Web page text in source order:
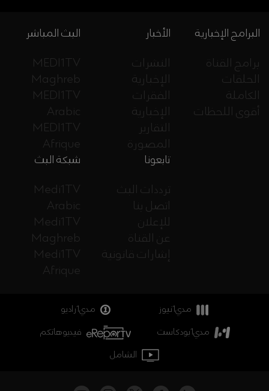
البث المباشر
MEDI1TV
Maghreb
MEDI1TV
Arabic
MEDI1TV
Afrique
الأخبار
النشرات
الإخبارية
الفقرات
الإخبارية
التقارير
المصورة
البرامج الإخبارية
برامج القناة
الحلقات
الكاملة
أقوى اللحظات
شبكة البث
Medi1TV
Arabic
Medi1TV
Maghreb
Medi1TV
Afrique
تابعونا
ترددات البث
اتصل بنا
للإعلان
عن القناة
إشارات قانونية
مدي1نيوز
مدي1راديو
مدي1بودكاست
فيديوهاتكم
الشامل